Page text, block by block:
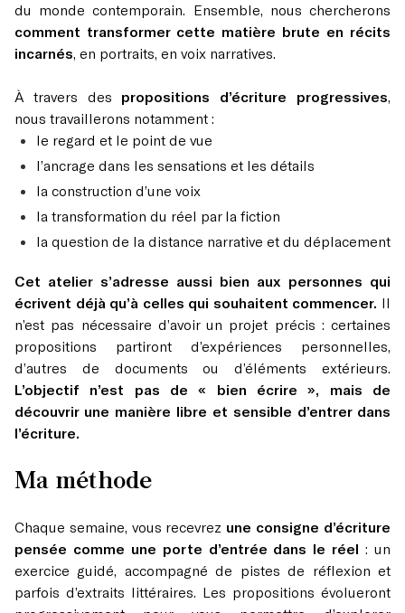
du monde contemporain. Ensemble, nous chercherons
comment transformer cette matière brute en récits
incarnés, en portraits, en voix narratives.
À travers des propositions d’écriture progressives,
nous travaillerons notamment :
le regard et le point de vue
l’ancrage dans les sensations et les détails
la construction d’une voix
la transformation du réel par la fiction
la question de la distance narrative et du déplacement
Cet atelier s’adresse aussi bien aux personnes qui
écrivent déjà qu’à celles qui souhaitent commencer. Il
n’est pas nécessaire d’avoir un projet précis : certaines
propositions partiront d’expériences personnelles,
d’autres de documents ou d’éléments extérieurs.
L’objectif n’est pas de « bien écrire », mais de
découvrir une manière libre et sensible d’entrer dans
l’écriture.
Ma méthode
Chaque semaine, vous recevrez une consigne d’écriture
pensée comme une porte d’entrée dans le réel : un
exercice guidé, accompagné de pistes de réflexion et
parfois d’extraits littéraires. Les propositions évolueront